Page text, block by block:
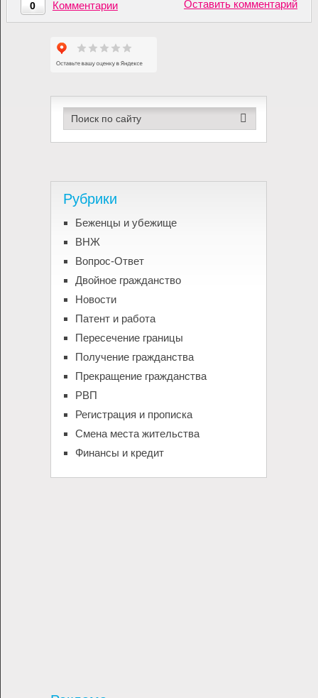
0 Комментарии Оставить комментарий
Рубрики
Беженцы и убежище
ВНЖ
Вопрос-Ответ
Двойное гражданство
Новости
Патент и работа
Пересечение границы
Получение гражданства
Прекращение гражданства
РВП
Регистрация и прописка
Смена места жительства
Финансы и кредит